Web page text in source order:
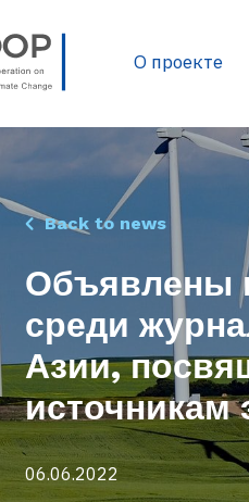
О проекте
Политика и
Разработка
Источники
База данных
Полезные
Библиотека
Back to news
Объявлены
среди
Азии,
источникам
06.06.2022